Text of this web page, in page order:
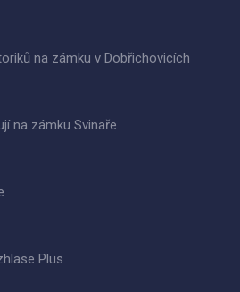
na zámku v Dobřichovicích
na zámku Svinaře
Plus